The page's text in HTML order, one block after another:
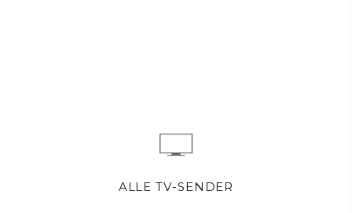
ALLE TV-SENDER